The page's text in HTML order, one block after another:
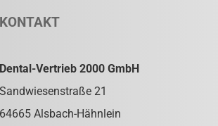
KONTAKT
Dental-Vertrieb 2000 GmbH
Sandwiesenstraße 21
64665 Alsbach-Hähnlein